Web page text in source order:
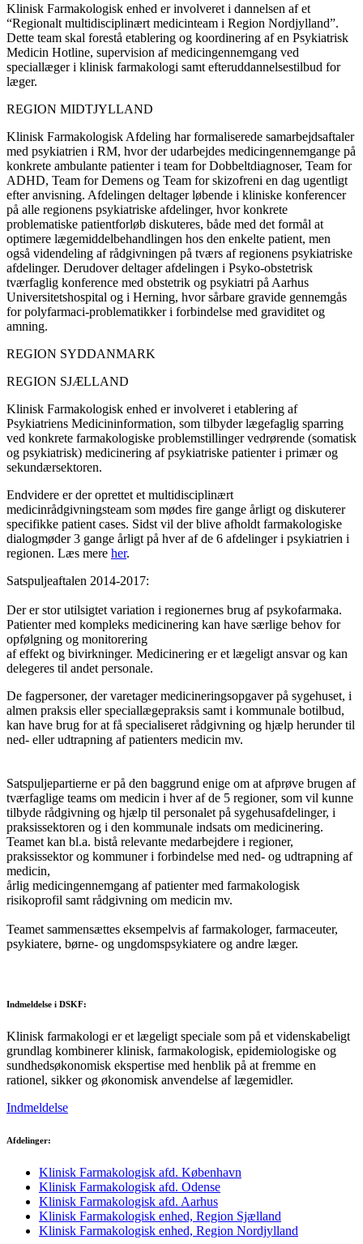
Klinisk Farmakologisk enhed er involveret i dannelsen af et
“Regionalt multidisciplinært medicinteam i Region Nordjylland”.
Dette team skal forestå etablering og koordinering af en Psykiatrisk
Medicin Hotline, supervision af medicingennemgang ved
speciallæger i klinisk farmakologi samt efteruddannelsestilbud for
læger.
REGION MIDTJYLLAND
Klinisk Farmakologisk Afdeling har formaliserede samarbejdsaftaler
med psykiatrien i RM, hvor der udarbejdes medicingennemgange på
konkrete ambulante patienter i team for Dobbeltdiagnoser, Team for
ADHD, Team for Demens og Team for skizofreni en dag ugentligt
efter anvisning. Afdelingen deltager løbende i kliniske konferencer
på alle regionens psykiatriske afdelinger, hvor konkrete
problematiske patientforløb diskuteres, både med det formål at
optimere lægemiddelbehandlingen hos den enkelte patient, men
også videndeling af rådgivningen på tværs af regionens psykiatriske
afdelinger. Derudover deltager afdelingen i Psyko-obstetrisk
tværfaglig konference med obstetrik og psykiatri på Aarhus
Universitetshospital og i Herning, hvor sårbare gravide gennemgås
for polyfarmaci-problematikker i forbindelse med graviditet og
amning.
REGION SYDDANMARK
REGION SJÆLLAND
Klinisk Farmakologisk enhed er involveret i etablering af
Psykiatriens Medicininformation, som tilbyder lægefaglig sparring
ved konkrete farmakologiske problemstillinger vedrørende (somatisk
og psykiatrisk) medicinering af psykiatriske patienter i primær og
sekundærsektoren.
Endvidere er der oprettet et multidisciplinært
medicinrådgivningsteam som mødes fire gange årligt og diskuterer
specifikke patient cases. Sidst vil der blive afholdt farmakologiske
dialogmøder 3 gange årligt på hver af de 6 afdelinger i psykiatrien i
regionen. Læs mere her.
Satspuljeaftalen 2014-2017:
Der er stor utilsigtet variation i regionernes brug af psykofarmaka.
Patienter med kompleks medicinering kan have særlige behov for
opfølgning og monitorering
af effekt og bivirkninger. Medicinering er et lægeligt ansvar og kan
delegeres til andet personale.
De fagpersoner, der varetager medicineringsopgaver på sygehuset, i
almen praksis eller speciallægepraksis samt i kommunale botilbud,
kan have brug for at få specialiseret rådgivning og hjælp herunder til
ned- eller udtrapning af patienters medicin mv.
Satspuljepartierne er på den baggrund enige om at afprøve brugen af
tværfaglige teams om medicin i hver af de 5 regioner, som vil kunne
tilbyde rådgivning og hjælp til personalet på sygehusafdelinger, i
praksissektoren og i den kommunale indsats om medicinering.
Teamet kan bl.a. bistå relevante medarbejdere i regioner,
praksissektor og kommuner i forbindelse med ned- og udtrapning af
medicin,
årlig medicingennemgang af patienter med farmakologisk
risikoprofil samt rådgivning om medicin mv.
Teamet sammensættes eksempelvis af farmakologer, farmaceuter,
psykiatere, børne- og ungdomspsykiatere og andre læger.
Indmeldelse i DSKF:
Klinisk farmakologi er et lægeligt speciale som på et videnskabeligt
grundlag kombinerer klinisk, farmakologisk, epidemiologiske og
sundhedsøkonomisk ekspertise med henblik på at fremme en
rationel, sikker og økonomisk anvendelse af lægemidler.
Indmeldelse
Afdelinger:
Klinisk Farmakologisk afd. København
Klinisk Farmakologisk afd. Odense
Klinisk Farmakologisk afd. Aarhus
Klinisk Farmakologisk enhed, Region Sjælland
Klinisk Farmakologisk enhed, Region Nordjylland